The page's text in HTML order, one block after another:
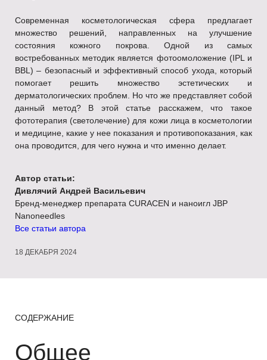
Современная косметологическая сфера предлагает
множество решений, направленных на улучшение
состояния кожного покрова. Одной из самых
востребованных методик является фотоомоложение (IPL и
BBL) – безопасный и эффективный способ ухода, который
помогает решить множество эстетических и
дерматологических проблем. Но что же представляет собой
данный метод? В этой статье расскажем, что такое
фототерапия (светолечение) для кожи лица в косметологии
и медицине, какие у нее показания и противопоказания, как
она проводится, для чего нужна и что именно делает.
Автор статьи:
Дивлячий Андрей Васильевич
Бренд-менеджер препарата CURACEN и наноигл JBP
Nanoneedles
Все статьи автора
18 ДЕКАБРЯ 2024
СОДЕРЖАНИЕ
Общее